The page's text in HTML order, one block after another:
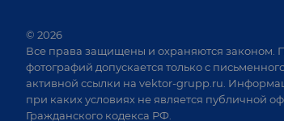
Документы
Вакансии
для
изделий
© 2026
Все права защищены и охраняются законом.
фотографий допускается только с
активной ссылки на vektor-grupp.ru .
при каких условиях не является публичной
Гражданского кодекса РФ.